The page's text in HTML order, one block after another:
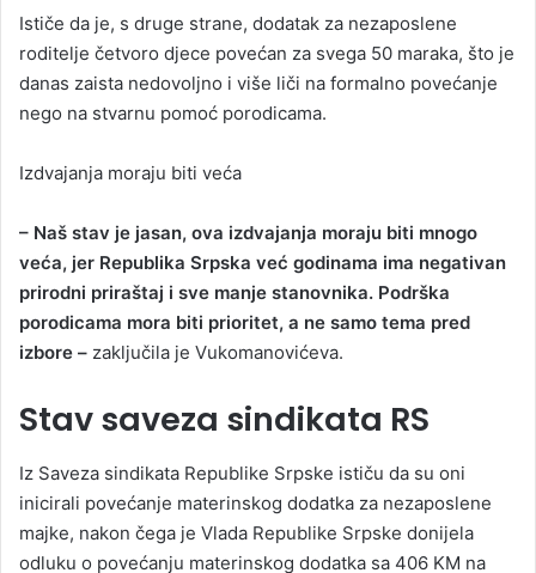
Ističe da je, s druge strane, dodatak za nezaposlene
roditelje četvoro djece povećan za svega 50 maraka, što je
danas zaista nedovoljno i više liči na formalno povećanje
nego na stvarnu pomoć porodicama.
Izdvajanja moraju biti veća
– Naš stav je jasan, ova izdvajanja moraju biti mnogo
veća, jer Republika Srpska već godinama ima negativan
prirodni priraštaj i sve manje stanovnika. Podrška
porodicama mora biti prioritet, a ne samo tema pred
izbore – zaključila je Vukomanovićeva.
Stav saveza sindikata RS
Iz Saveza sindikata Republike Srpske ističu da su oni
inicirali povećanje materinskog dodatka za nezaposlene
majke, nakon čega je Vlada Republike Srpske donijela
odluku o povećanju materinskog dodatka sa 406 KM na